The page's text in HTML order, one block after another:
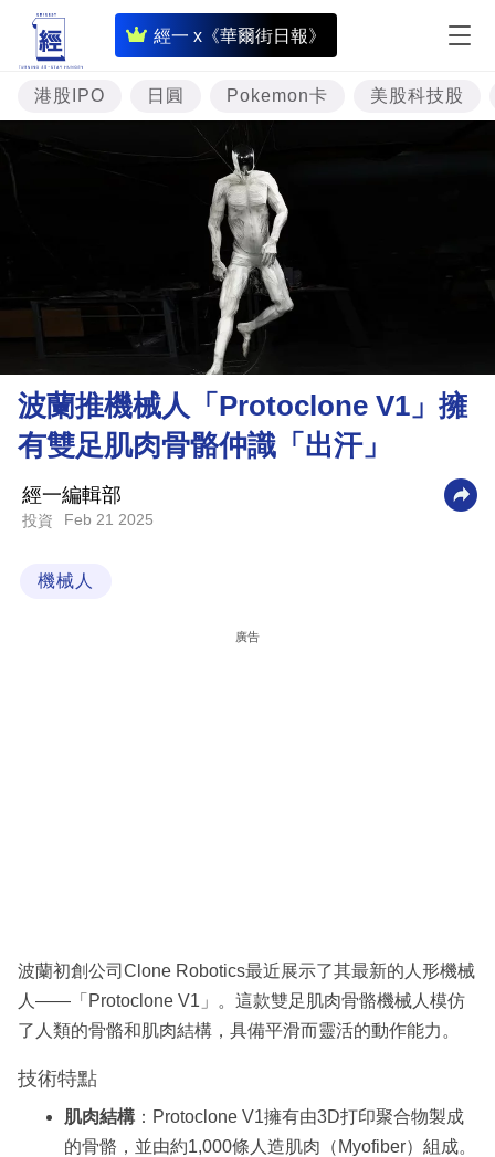
經一 x《華爾街日報》
即
時
財
經
專
市
理
財
商
科
區
港股IPO 日圓 Pokemon卡 美股科技股
波蘭推機械人「Protoclone V1」擁
有雙足肌肉骨骼仲識「出汗」
經一編輯部
投資 Feb 21 2025
機械人
廣告
波蘭初創公司Clone Robotics最近展示了其最新的人形機械
人——「Protoclone V1」。這款雙足肌肉骨骼機械人模仿
了人類的骨骼和肌肉結構，具備平滑而靈活的動作能力。
技術特點
肌肉結構 ：Protoclone V1擁有由3D打印聚合物製成
的骨骼，並由約1,000條人造肌肉（Myofiber）組成。